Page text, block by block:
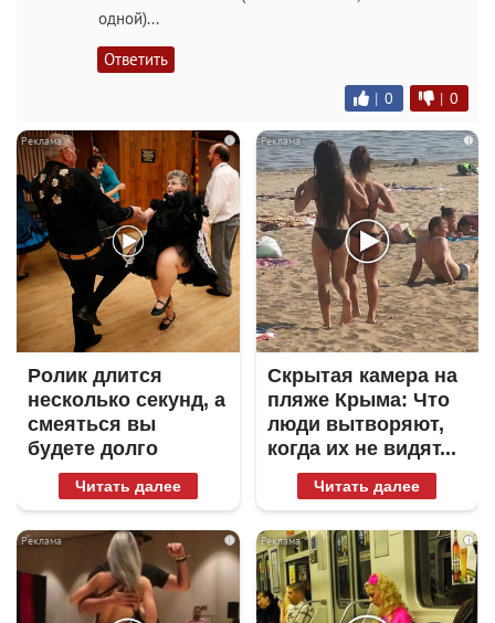
одной)...
Ответить
| 0 | 0
i
Ролик длится
несколько секунд, а
смеяться вы
будете долго
Читать далее
i
Скрытая камера на
пляже Крыма: Что
люди вытворяют,
когда их не видят...
Читать далее
i i